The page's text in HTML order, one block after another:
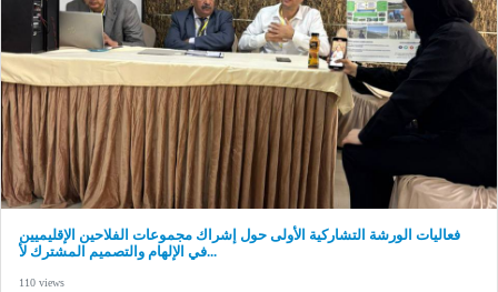
فعاليات الورشة التشاركية الأولى حول إشراك مجموعات الفلاحين الإقليميين
في الإلهام والتصميم المشترك لأ...
110 views